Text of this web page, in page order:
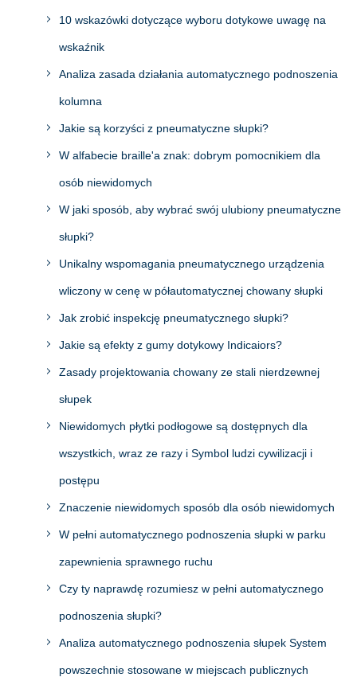
10 wskazówki dotyczące wyboru dotykowe uwagę na
wskaźnik
Analiza zasada działania automatycznego podnoszenia
kolumna
Jakie są korzyści z pneumatyczne słupki?
W alfabecie braille'a znak: dobrym pomocnikiem dla
osób niewidomych
W jaki sposób, aby wybrać swój ulubiony pneumatyczne
słupki?
Unikalny wspomagania pneumatycznego urządzenia
wliczony w cenę w półautomatycznej chowany słupki
Jak zrobić inspekcję pneumatycznego słupki?
Jakie są efekty z gumy dotykowy Indicaiors?
Zasady projektowania chowany ze stali nierdzewnej
słupek
Niewidomych płytki podłogowe są dostępnych dla
wszystkich, wraz ze razy i Symbol ludzi cywilizacji i
postępu
Znaczenie niewidomych sposób dla osób niewidomych
W pełni automatycznego podnoszenia słupki w parku
zapewnienia sprawnego ruchu
Czy ty naprawdę rozumiesz w pełni automatycznego
podnoszenia słupki?
Analiza automatycznego podnoszenia słupek System
powszechnie stosowane w miejscach publicznych